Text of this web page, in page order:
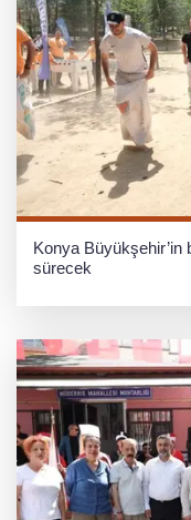
Konya Büyükşehir’in
sürecek